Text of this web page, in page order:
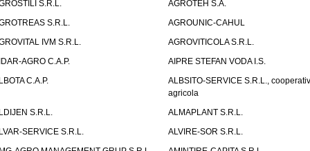
S.R.L.
AGROTEH S.A.
S.R.L.
AGROUNIC-CAHUL
IVM S.R.L.
AGROVITICOLA S.R.L.
AGRO C.A.P.
AIPRE STEFAN VODA I.S.
C.A.P.
ALBSITO-SERVICE S.R.L.,
agricola
S.R.L.
ALMAPLANT S.R.L.
SERVICE S.R.L.
ALVIRE-SOR S.R.L.